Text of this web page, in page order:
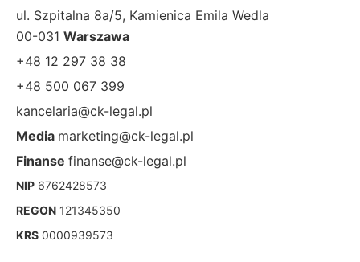
ul. Szpitalna 8a/5, Kamienica Emila Wedla
00-031 Warszawa
+48 12 297 38 38
+48 500 067 399
kancelaria@ck-legal.pl
Media marketing@ck-legal.pl
Finanse finanse@ck-legal.pl
NIP 6762428573
REGON 121345350
KRS 0000939573